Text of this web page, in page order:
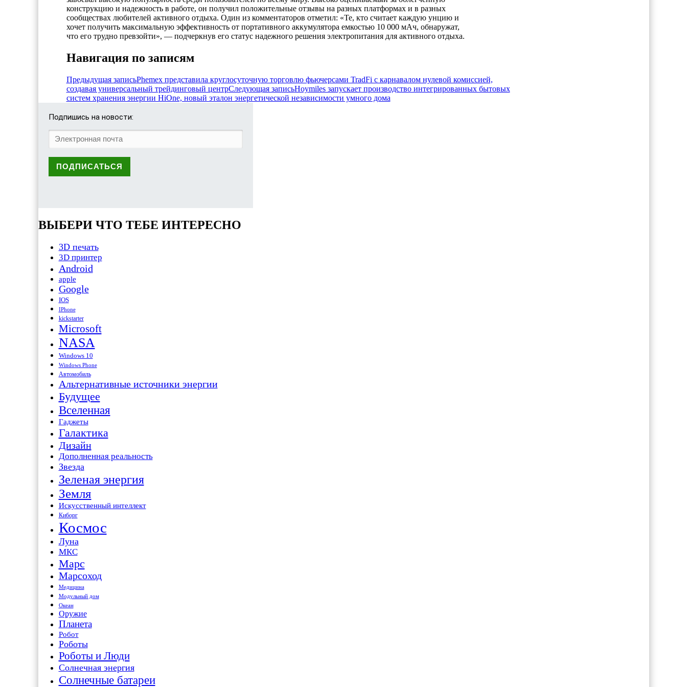
конструкцию и надежность в работе, он получил положительные отзывы на разных платформах и в разных
сообществах любителей активного отдыха. Один из комментаторов отметил: «Те, кто считает каждую унцию и
хочет получить максимальную эффективность от портативного аккумулятора емкостью 10 000 мАч, обнаружат,
что его трудно превзойти», — подчеркнув его статус надежного решения электропитания для активного отдыха.
Навигация по записям
Предыдущая записьPhemex представила круглосуточную торговлю фьючерсами TradFi с карнавалом нулевой комиссией,
создавая универсальный трейдинговый центрСледующая записьHoymiles запускает производство интегрированных бытовых
систем хранения энергии HiOne, новый эталон энергетической независимости умного дома
Подпишись на новости:
ВЫБЕРИ ЧТО ТЕБЕ ИНТЕРЕСНО
3D печать
3D принтер
Android
apple
Google
IOS
IPhone
kickstarter
Microsoft
NASA
Windows 10
Windows Phone
Автомобиль
Альтернативные источники энергии
Будущее
Вселенная
Гаджеты
Галактика
Дизайн
Дополненная реальность
Звезда
Зеленая энергия
Земля
Искусственный интеллект
Киборг
Космос
Луна
МКС
Марс
Марсоход
Медицина
Модульный дом
Океан
Оружие
Планета
Робот
Роботы
Роботы и Люди
Солнечная энергия
Солнечные батареи